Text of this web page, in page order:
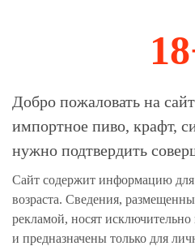
Магазин-Склад
Главная Пиво импортное
Пиво Верхаге
Verhaeghe Barbe
Добро пожаловать на
импортное пиво, крафт,
нужно подтвердить
Сайт содержит информацию
возраста. Сведения,
рекламой, носят
и предназначены только для